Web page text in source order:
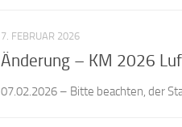
7. FEBRUAR 2026
Änderung – KM 2026
07.02.2026 – Bitte beachten, der